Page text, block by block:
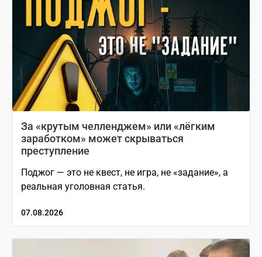
За «крутым челленджем» или «лёгким
заработком» может скрываться
преступление
Поджог — это не квест, не игра, не «задание», а
реальная уголовная статья.
07.08.2026